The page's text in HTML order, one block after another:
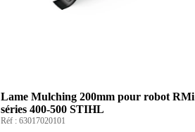
Lame Mulching 200mm pour robot RMi
séries 400-500 STIHL
Réf : 63017020101